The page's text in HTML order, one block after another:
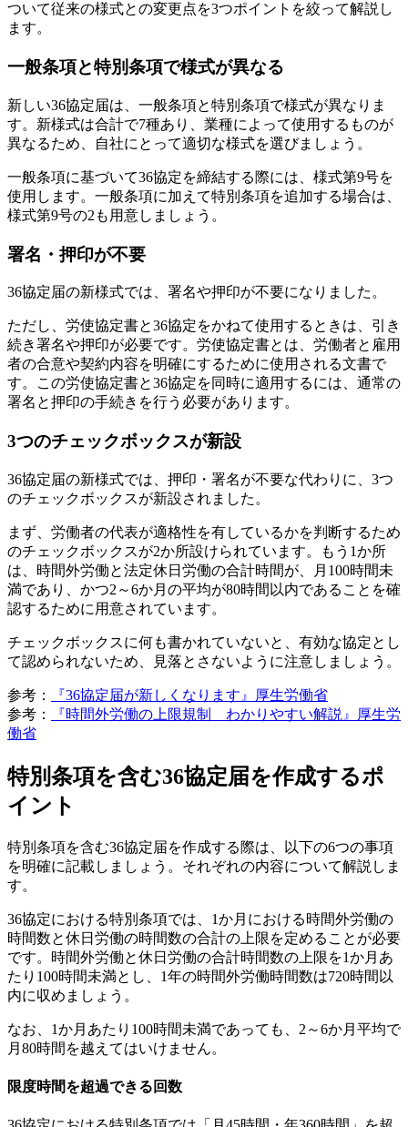
ついて従来の様式との変更点を3つポイントを絞って解説し
ます。
一般条項と特別条項で様式が異なる
新しい36協定届は、一般条項と特別条項で様式が異なりま
す。新様式は合計で7種あり、業種によって使用するものが
異なるため、自社にとって適切な様式を選びましょう。
一般条項に基づいて36協定を締結する際には、様式第9号を
使用します。一般条項に加えて特別条項を追加する場合は、
様式第9号の2も用意しましょう。
署名・押印が不要
36協定届の新様式では、署名や押印が不要になりました。
ただし、労使協定書と36協定をかねて使用するときは、引き
続き署名や押印が必要です。労使協定書とは、労働者と雇用
者の合意や契約内容を明確にするために使用される文書で
す。この労使協定書と36協定を同時に適用するには、通常の
署名と押印の手続きを行う必要があります。
3つのチェックボックスが新設
36協定届の新様式では、押印・署名が不要な代わりに、3つ
のチェックボックスが新設されました。
まず、労働者の代表が適格性を有しているかを判断するため
のチェックボックスが2か所設けられています。もう1か所
は、時間外労働と法定休日労働の合計時間が、月100時間未
満であり、かつ2～6か月の平均が80時間以内であることを確
認するために用意されています。
チェックボックスに何も書かれていないと、有効な協定とし
て認められないため、見落とさないように注意しましょう。
参考：
『36協定届が新しくなります』厚生労働省
参考：
『時間外労働の上限規制 わかりやすい解説』厚生労
働省
特別条項を含む36協定届を作成するポ
イント
特別条項を含む36協定届を作成する際は、以下の6つの事項
を明確に記載しましょう。それぞれの内容について解説しま
す。
36協定における特別条項では、1か月における時間外労働の
時間数と休日労働の時間数の合計の上限を定めることが必要
です。時間外労働と休日労働の合計時間数の上限を1か月あ
たり100時間未満とし、1年の時間外労働時間数は720時間以
内に収めましょう。
なお、1か月あたり100時間未満であっても、2～6か月平均で
月80時間を越えてはいけません。
限度時間を超過できる回数